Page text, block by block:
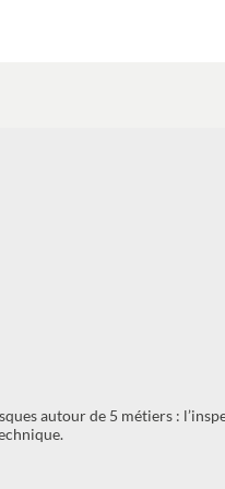
autour de 5 métiers :